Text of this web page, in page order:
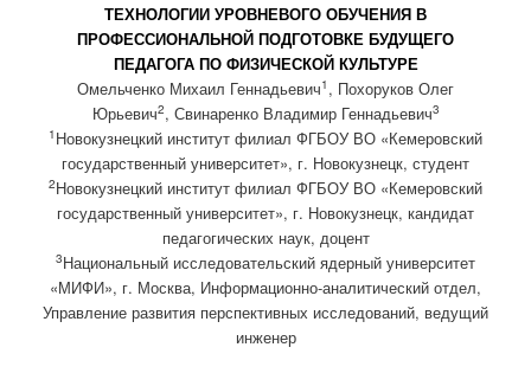
ТЕХНОЛОГИИ УРОВНЕВОГО ОБУЧЕНИЯ В
ПРОФЕССИОНАЛЬНОЙ ПОДГОТОВКЕ БУДУЩЕГО
ПЕДАГОГА ПО ФИЗИЧЕСКОЙ КУЛЬТУРЕ
Омельченко Михаил Геннадьевич1 , Похоруков Олег
Юрьевич2, Свинаренко Владимир Геннадьевич3
1 Новокузнецкий институт филиал ФГБОУ ВО «Кемеровский
государственный университет», г. Новокузнецк, студент
2Новокузнецкий институт филиал ФГБОУ ВО «Кемеровский
государственный университет», г. Новокузнецк, кандидат
педагогических наук, доцент
3Национальный исследовательский ядерный университет
«МИФИ», г. Москва, Информационно-аналитический отдел,
Управление развития перспективных исследований, ведущий
инженер